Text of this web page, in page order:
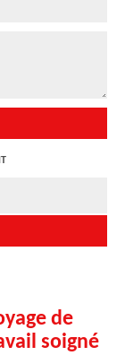
de
soigné